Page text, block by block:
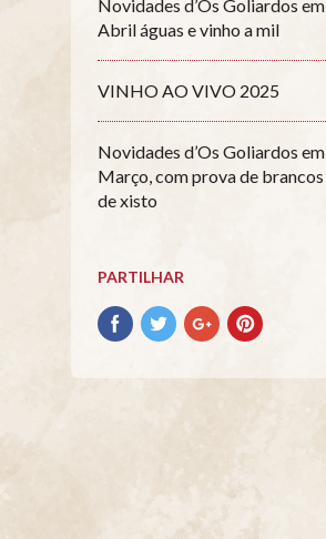
Novidades d’Os Goliardos em
Abril águas e vinho a mil
VINHO AO VIVO 2025
Novidades d’Os Goliardos em
Março, com prova de brancos
de xisto
PARTILHAR
Partilhar
no
Partilhar
no
Partilhar
no
Partilhar
no